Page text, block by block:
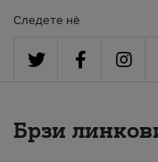
Следете нè
Брзи